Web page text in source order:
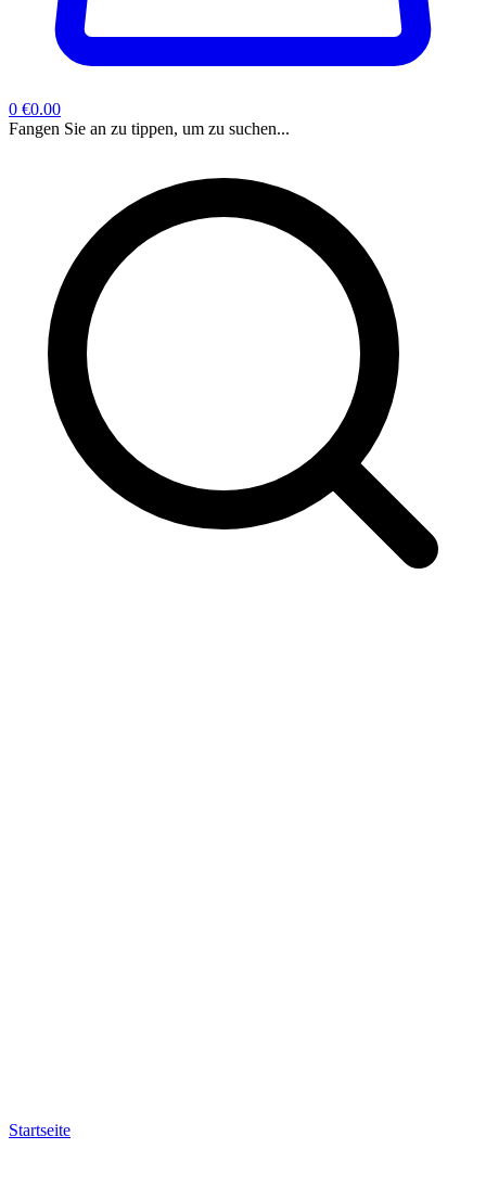
0 €0.00
Fangen Sie an zu tippen, um zu suchen...
Startseite